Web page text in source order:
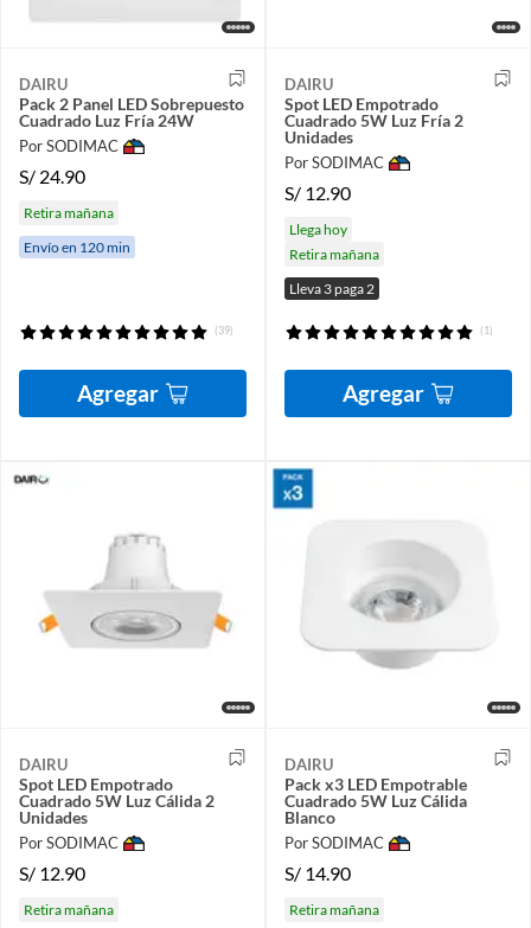
DAIRU
Pack 2 Panel LED Sobrepuesto
Cuadrado Luz Fría 24W
Por SODIMAC
S/ 24.90
Retira mañana
Envío en 120 min
(39)
Agregar
DAIRU
Spot LED Empotrado
Cuadrado 5W Luz Fría 2
Unidades
Por SODIMAC
S/ 12.90
Llega hoy
Retira mañana
Lleva 3 paga 2
(1)
Agregar
DAIRU
Spot LED Empotrado
Cuadrado 5W Luz Cálida 2
Unidades
Por SODIMAC
S/ 12.90
Retira mañana
DAIRU
Pack x3 LED Empotrable
Cuadrado 5W Luz Cálida
Blanco
Por SODIMAC
S/ 14.90
Retira mañana